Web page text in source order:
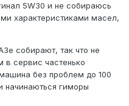
5W30 и не собираюсь
характеристиками масел,
собирают, так что не
в сервис частенько
без проблем до 100
начинаються гиморы